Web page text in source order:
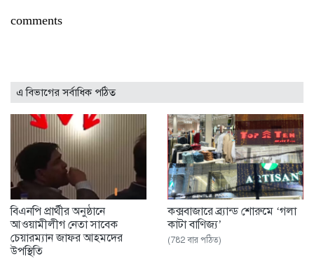
comments
এ বিভাগের সর্বাধিক পঠিত
বিএনপি প্রার্থীর অনুষ্ঠানে
আওয়ামীলীগ নেতা সাবেক
চেয়ারম্যান জাফর আহমদের
উপস্থিতি
কক্সবাজারে ব্র্যান্ড শোরুমে ‘গলা
কাটা বাণিজ্য’
(782 বার পঠিত)